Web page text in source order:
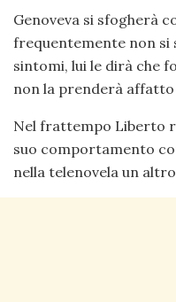
Genoveva si sfogherà
frequentemente non si
sintomi, lui le dirà che
non la prenderà affatto
Nel frattempo Liberto
suo comportamento
nella telenovela un